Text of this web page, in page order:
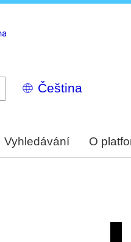
Select
your
Vyhledávání O